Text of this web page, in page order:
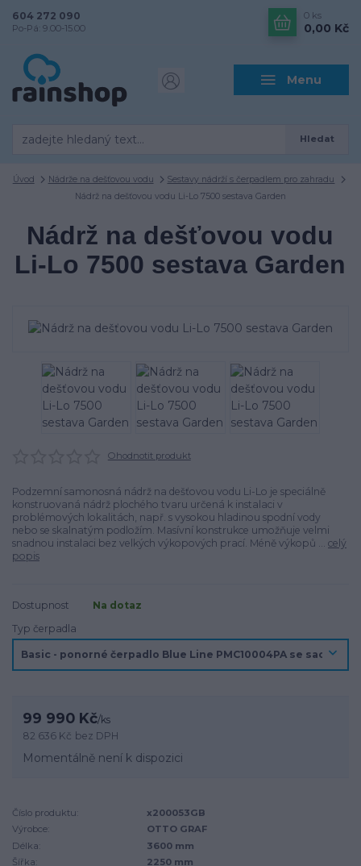
Menu
Hledat
604 272 090
Po-Pá: 9.00-15.00
0 ks
0,00 Kč
Úvod Nádrže na dešťovou vodu
Sestavy nádrží s čerpadlem pro zahradu
Nádrž na dešťovou vodu Li-Lo 7500 sestava Garden
Nádrž na dešťovou vodu
Li-Lo 7500 sestava Garden
Ohodnotit produkt
Podzemní samonosná nádrž na dešťovou vodu Li-Lo je speciálně
konstruovaná nádrž plochého tvaru určená k instalaci v
problémových lokalitách, např. s vysokou hladinou spodní vody
nebo se skalnatým podložím. Masívní konstrukce umožňuje velmi
snadnou instalaci bez velkých výkopových prací. Méně výkopů ... celý
popis
Dostupnost
Na dotaz
Typ čerpadla
99 990 Kč/ks
82 636 Kč bez DPH
Momentálně není k dispozici
Číslo produktu:
x200053GB
Výrobce:
OTTO GRAF
Délka:
3600 mm
Šířka:
2250 mm